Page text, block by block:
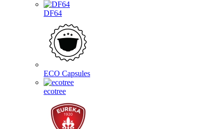
DF64
ECO Capsules
ecotree